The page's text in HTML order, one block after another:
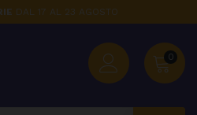
DAL 17 AL 23 AGOSTO
0